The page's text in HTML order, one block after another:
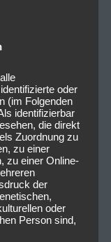
oder
(im Folgenden
identifizierbar
die direkt
Zuordnung zu
zu einer
zu einer Online-
der
oder
Person sind,